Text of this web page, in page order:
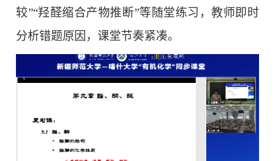
较”“羟醛缩合产物推断”等随堂练习，教师即时
分析错题原因，课堂节奏紧凑。